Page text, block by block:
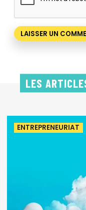
LES
ENTREPRENEURIAT